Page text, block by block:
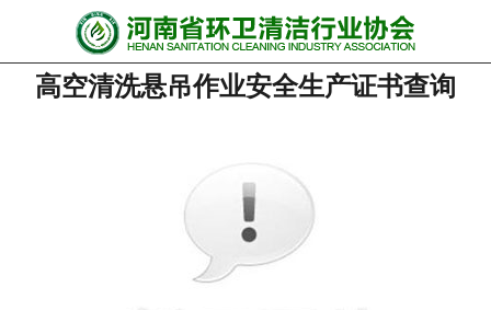
网站首页
协会动态
高空清洗悬吊作业安全生产证书查询